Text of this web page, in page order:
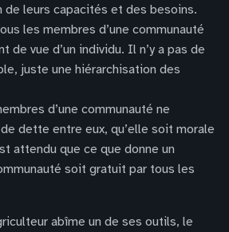
de leurs capacités et des besoins.
les membres d’une communauté
de vue d’un individu. Il n’y a pas de
juste une hiérarchisation des
d’une communauté ne
dette entre eux, qu’elle soit morale
attendu que ce que donne un
soit gratuit par tous les
abîme un de ses outils, le